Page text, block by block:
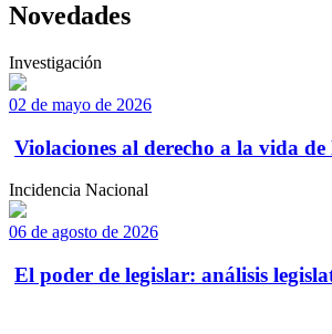
Novedades
Investigación
02 de mayo de 2026
Violaciones al derecho a la vida de
Incidencia Nacional
06 de agosto de 2026
El poder de legislar: análisis